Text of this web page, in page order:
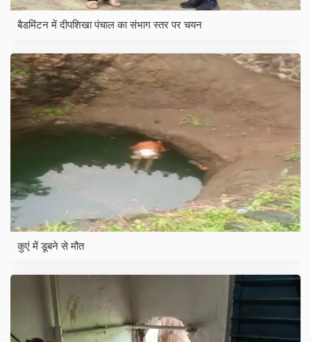
बैडमिंटन में दीपशिखा पंचाल का संभाग स्तर पर चयन
कुएं में डूबने से मौत